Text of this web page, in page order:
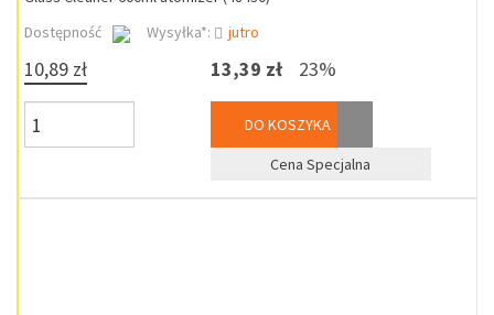
Dostępność
Wysyłka*: jutro
10,89 zł 13,39 zł 23%
DO KOSZYKA
Cena Specjalna